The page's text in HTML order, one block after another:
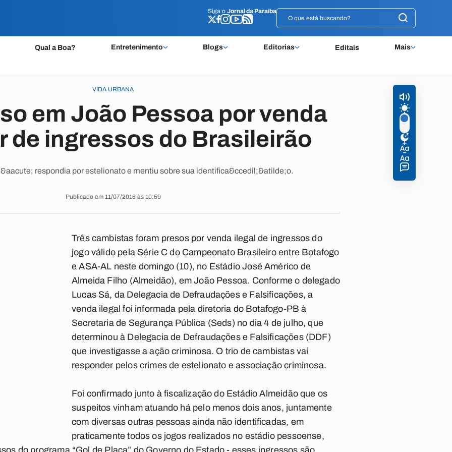
Siga o Jornal da Paraíba
Qual a Boa? Entretenimento Blogs Editorias Editais Mais
Siga o Jornal da Paraíba
VIDA URBANA
em João Pessoa por venda
de ingressos do Brasileirão
respondia por estelionato e mentiu sobre sua identifica&ccedil;&atilde;o.
Publicado em 11/07/2016 às 10:59
Três cambistas foram presos por venda ilegal de ingressos do
jogo válido pela Série C do Campeonato Brasileiro entre Botafogo
e ASA-AL neste domingo (10), no Estádio José Américo de
Almeida Filho (Almeidão), em João Pessoa. Conforme o delegado
Lucas Sá, da Delegacia de Defraudações e Falsificações, a
venda ilegal foi informada pela diretoria do Botafogo-PB à
Secretaria de Segurança Pública (Seds) no dia 4 de julho, que
determinou à Delegacia de Defraudações e Falsificações (DDF)
que investigasse a ação criminosa. O trio de cambistas vai
responder pelos crimes de estelionato e associação criminosa.
Foi confirmado junto à fiscalização do Estádio Almeidão que os
suspeitos vinham atuando há pelo menos dois anos, juntamente
com diversas outras pessoas ainda não identificadas, em
praticamente todos os jogos realizados no estádio pessoense,
do programa “Gol de Placa” do Governo do Estado - esses ingressos são